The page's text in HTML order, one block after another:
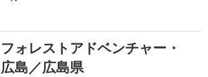
フォレストアドベンチャー・
広島／広島県